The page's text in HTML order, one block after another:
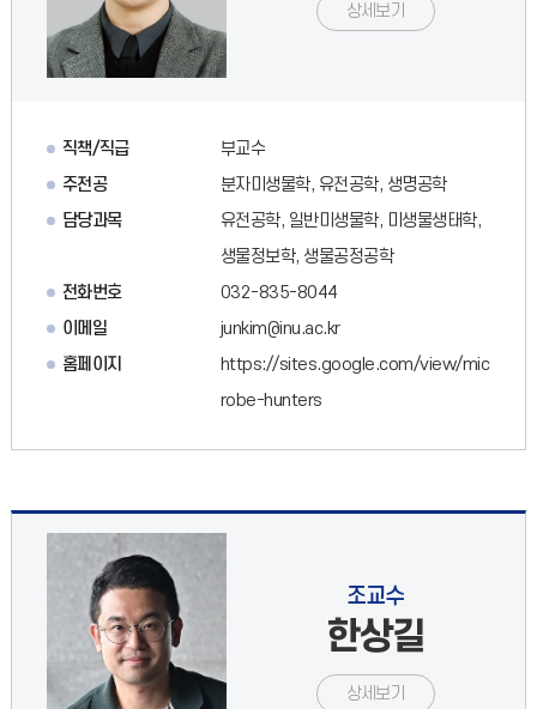
상세보기
직책/직급
부교수
주전공
분자미생물학, 유전공학, 생명공학
담당과목
유전공학, 일반미생물학, 미생물생태학,
생물정보학, 생물공정공학
전화번호
032-835-8044
이메일
junkim@inu.ac.kr
홈페이지
https://sites.google.com/view/mic
robe-hunters
조교수
한상길
상세보기